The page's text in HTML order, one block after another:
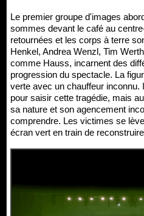
Le premier groupe d'images
sommes devant le café au
retournées et les corps à terre
Henkel, Andrea Wenzl, Tim
comme Hauss, incarnent des
progression du spectacle. La
verte avec un chauffeur
pour saisir cette tragédie, mais
sa nature et son agencement
comprendre. Les victimes se
écran vert en train de